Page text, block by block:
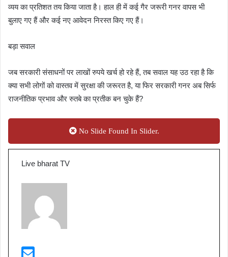
व्यय का प्रतिशत तय किया जाता है। हाल ही में कई गैर जरूरी गनर वापस भी
बुलाए गए हैं और कई नए आवेदन निरस्त किए गए हैं।
बड़ा सवाल
जब सरकारी संसाधनों पर लाखों रुपये खर्च हो रहे हैं, तब सवाल यह उठ रहा है कि
क्या सभी लोगों को वास्तव में सुरक्षा की जरूरत है, या फिर सरकारी गनर अब सिर्फ
राजनीतिक प्रभाव और रुतबे का प्रतीक बन चुके हैं?
No Slide Found In Slider.
Live bharat TV